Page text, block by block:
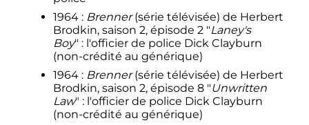
1964 : Brenner(série télévisée) de Herbert
Brodkin, saison 2, épisode 2 "Laney's
Boy" : l'officier de police Dick Clayburn
(non-crédité au générique)
1964 : Brenner(série télévisée) de Herbert
Brodkin, saison 2, épisode 8 "Unwritten
Law" : l'officier de police Dick Clayburn
(non-crédité au générique)